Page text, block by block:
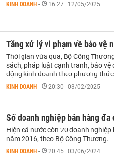
KINH DOANH - 16:27 | 12/05/2025
Tăng xử lý vi phạm về bảo vệ
Thời gian vừa qua, Bộ Công
sách, pháp luật cạnh tranh, bảo vệ
động kinh doanh theo phương
KINH DOANH - 20:30 | 03/02/2025
Số doanh nghiệp bán hàng đa
Hiện cả nước còn 20 doanh
năm 2016, theo Bộ Công Thương.
KINH DOANH - 20:45 | 03/06/2024